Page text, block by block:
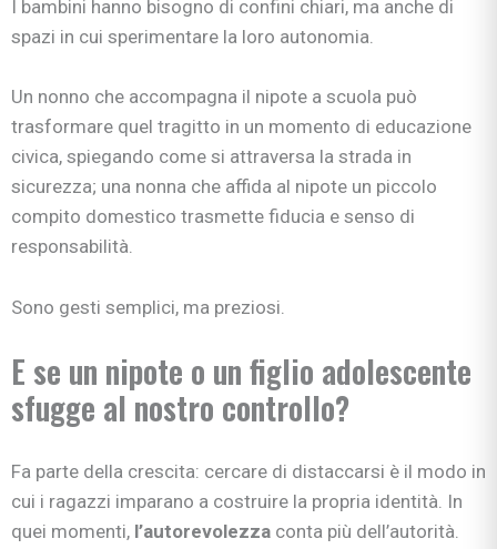
I bambini hanno bisogno di confini chiari, ma anche di
spazi in cui sperimentare la loro autonomia.
Un nonno che accompagna il nipote a scuola può
trasformare quel tragitto in un momento di educazione
civica, spiegando come si attraversa la strada in
sicurezza; una nonna che affida al nipote un piccolo
compito domestico trasmette fiducia e senso di
responsabilità.
Sono gesti semplici, ma preziosi.
E se un nipote o un figlio adolescente
sfugge al nostro controllo?
Fa parte della crescita: cercare di distaccarsi è il modo in
cui i ragazzi imparano a costruire la propria identità. In
quei momenti, l’autorevolezza conta più dell’autorità.